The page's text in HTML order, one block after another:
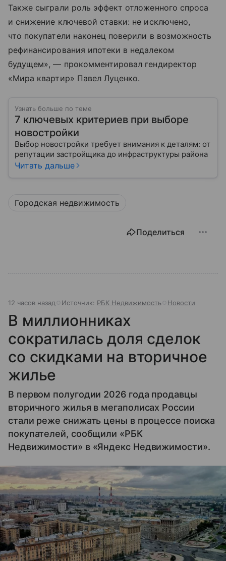
Также сыграли роль эффект отложенного спроса
и снижение ключевой ставки: не исключено,
что покупатели наконец поверили в возможность
рефинансирования ипотеки в недалеком
будущем», — прокомментировал гендиректор
«Мира квартир» Павел Луценко.
Узнать больше по теме
7 ключевых критериев при выборе
новостройки
Выбор новостройки требует внимания к деталям: от
репутации застройщика до инфраструктуры района
Читать дальше
Городская недвижимость
Поделиться
12 часов назад Источник: РБК Недвижимость Новости
В миллионниках
сократилась доля сделок
со скидками на вторичное
жилье
В первом полугодии 2026 года продавцы
вторичного жилья в мегаполисах России
стали реже снижать цены в процессе поиска
покупателей, сообщили «РБК
Недвижимости» в «Яндекс Недвижимости».